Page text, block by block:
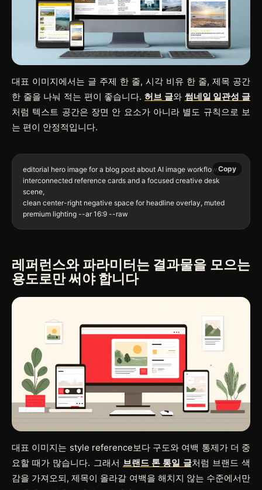
대표 이미지에서는 글 주제 한 줄, 시각 비유 한 줄, 제목 공간
한 줄을 나눠 적는 편이 좋습니다.허브 글와 썸네일 일관성 글
처럼 텍스트 공간은 장면 안 요소가 아니라 별도 규칙으로 보
는 편이 안정적입니다.
editorial hero image for a blog post about AI image workflow,
interconnected reference cards and a focused creative desk
scene,
clean center-right negative space for headline overlay, muted
Copy
레퍼런스와 파라미터는 결과물을 모으는
용도로만 써야 합니다
대표 이미지는 style reference보다 구도와 여백 통제가 더 중
요할 때가 많습니다. 그래서 브랜드 톤 통일 글처럼 브랜드 색
감을 가져오되, 제목이 올라갈 여백을 해치지 않는 수준에서만